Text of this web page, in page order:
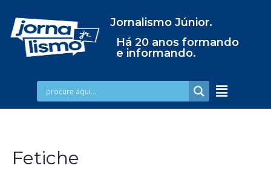
Jornalismo Júnior.
Há 20 anos formando
e informando.
Fetiche